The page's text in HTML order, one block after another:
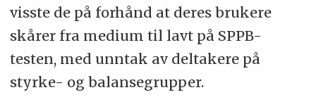
visste de på forhånd at deres brukere
skårer fra medium til lavt på SPPB-
testen, med unntak av deltakere på
styrke- og balansegrupper.